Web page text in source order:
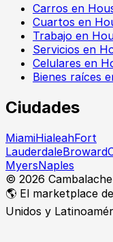
Carros en
Cuartos en
Trabajo en
Servicios en
Celulares en
Bienes raíces
Ciudades
MiamiHialeahFort
LauderdaleBroward
MyersNaples
© 2026
🌎 El marketplace
Unidos y